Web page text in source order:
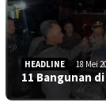
HEADLINE 18 Mei
11 Bangunan